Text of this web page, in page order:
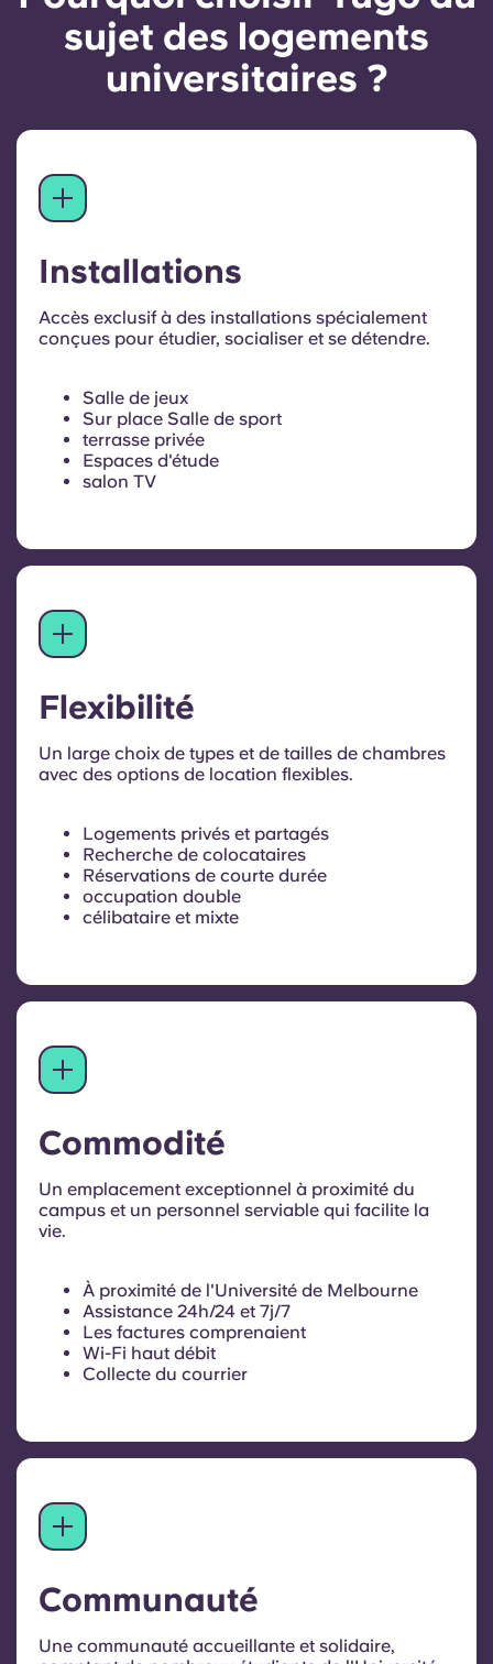
sujet des logements
universitaires ?
Installations
Accès exclusif à des installations spécialement
conçues pour étudier, socialiser et se détendre.
Salle de jeux
Sur place Salle de sport
terrasse privée
Espaces d'étude
salon TV
Flexibilité
Un large choix de types et de tailles de chambres
avec des options de location flexibles.
Logements privés et partagés
Recherche de colocataires
Réservations de courte durée
occupation double
célibataire et mixte
Commodité
Un emplacement exceptionnel à proximité du
campus et un personnel serviable qui facilite la
vie.
À proximité de l'Université de Melbourne
Assistance 24h/24 et 7j/7
Les factures comprenaient
Wi-Fi haut débit
Collecte du courrier
Communauté
Une communauté accueillante et solidaire,